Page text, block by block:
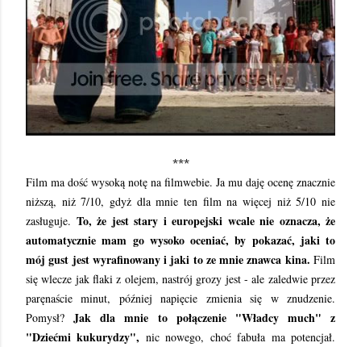
***
Film ma dość wysoką notę na filmwebie. Ja mu daję ocenę znacznie
niższą, niż 7/10, gdyż dla mnie ten film na więcej niż 5/10 nie
zasługuje. To, że jest stary i europejski wcale nie oznacza, że
automatycznie mam go wysoko oceniać, by pokazać, jaki to
mój gust jest wyrafinowany i jaki to ze mnie znawca kina. Film
się wlecze jak flaki z olejem, nastrój grozy jest - ale zaledwie przez
paręnaście minut, później napięcie zmienia się w znudzenie.
Pomysł?Jak dla mnie to połączenie "Władcy much" z
"Dziećmi kukurydzy", nic nowego, choć fabuła ma potencjał.